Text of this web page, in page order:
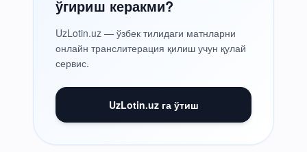
ўгириш керакми?
UzLotin.uz — ўзбек тилидаги матнларни
онлайн транслитерация қилиш учун қулай
сервис.
UzLotin.uz га ўтиш